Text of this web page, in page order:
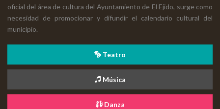
oficial del área de cultura del Ayuntamiento de El Ejido, surge como
necesidad de promocionar y difundir el calendario cultural del
municipio.
Teatro
Música
Danza